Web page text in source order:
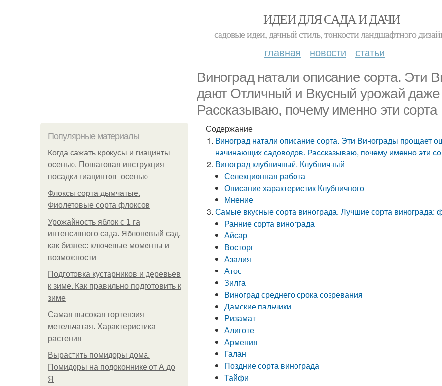
ИДЕИ ДЛЯ САДА И ДАЧИ
садовые идеи, дачный стиль, тонкости ландшафтного
главная новости статьи
Виноград натали описание сорта. Эти
дают Отличный и Вкусный урожай
Рассказываю, почему именно эти сорта
Популярные материалы
Когда сажать крокусы и гиацинты
осенью. Пошаговая инструкция
посадки гиацинтов осенью
Флоксы сорта дымчатые.
Фиолетовые сорта флоксов
Урожайность яблок с 1 га
интенсивного сада. Яблоневый сад,
как бизнес: ключевые моменты и
возможности
Подготовка кустарников и деревьев
к зиме. Как правильно подготовить к
зиме
Самая высокая гортензия
метельчатая. Характеристика
растения
Вырастить помидоры дома.
Помидоры на подоконнике от А до
Я
Содержание
Виноград натали описание сорта. Эти Винограды прощает
начинающих садоводов. Рассказываю, почему именно эти
Виноград клубничный. Клубничный
Селекционная работа
Описание характеристик Клубничного
Мнение
Самые вкусные сорта винограда. Лучшие сорта винограда:
Ранние сорта винограда
Айсар
Восторг
Азалия
Атос
Зилга
Виноград среднего срока созревания
Дамские пальчики
Ризамат
Алиготе
Армения
Галан
Поздние сорта винограда
Тайфи